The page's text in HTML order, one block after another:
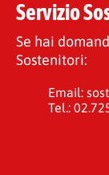
Servizio
Se hai
Sostenitori:
Email:
Tel.: